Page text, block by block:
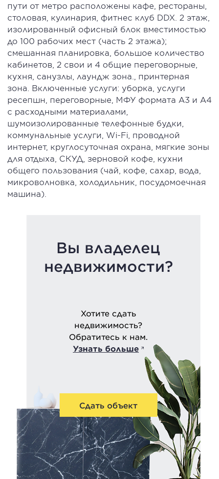
пути от метро расположены кафе, рестораны,
столовая, кулинария, фитнес клуб DDX. 2 этаж,
изолированный офисный блок вместимостью
до 100 рабочих мест (часть 2 этажа);
смешанная планировка, большое количество
кабинетов, 2 свои и 4 общие переговорные,
кухня, санузлы, лаундж зона., принтерная
зона. Включенные услуги: уборка, услуги
ресепшн, переговорные, МФУ формата А3 и А4
с расходными материалами,
шумоизолированные телефонные будки,
коммунальные услуги, Wi-Fi, проводной
интернет, круглосуточная охрана, мягкие зоны
для отдыха, СКУД, зерновой кофе, кухни
общего пользования (чай, кофе, сахар, вода,
микроволновка, холодильник, посудомоечная
машина).
Вы владелец
недвижимости?
Хотите сдать
недвижимость?
Обратитесь к нам.
Узнать больше
Сдать объект